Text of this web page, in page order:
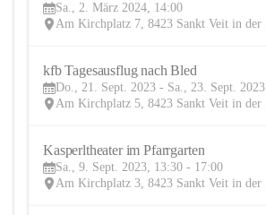
Sa., 2. März 2024, 14:00
kfb Tagesausflug nach Bled
Do., 21. Sept. 2023 - Sa., 23. Sept. 2023
Kasperltheater im Pfarrgarten
Sa., 9. Sept. 2023, 13:30 - 17:00